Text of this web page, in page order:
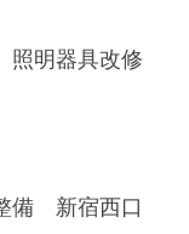
明器具改修
備 新宿西口